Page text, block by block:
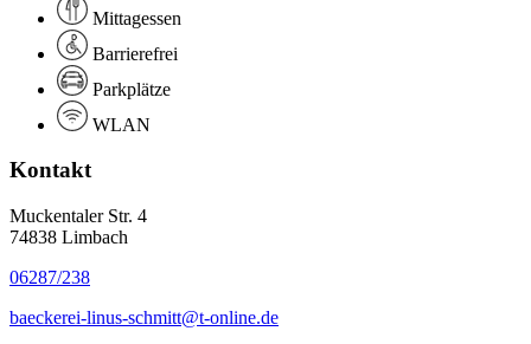
Mittagessen
Barrierefrei
Parkplätze
WLAN
Kontakt
Muckentaler Str. 4
74838 Limbach
06287/238
baeckerei-linus-schmitt@t-online.de